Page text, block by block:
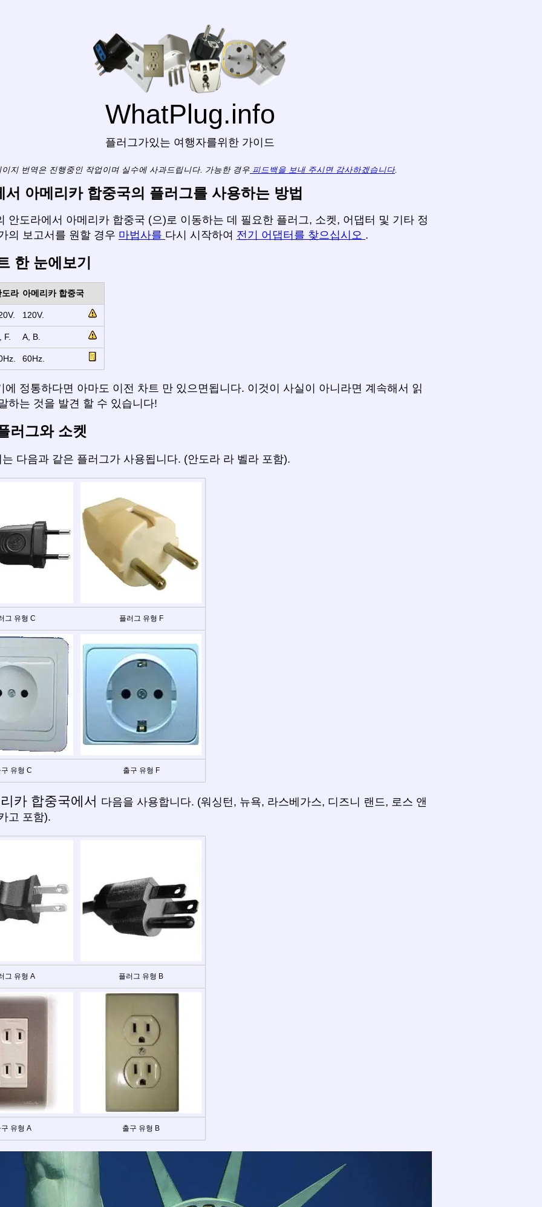
WhatPlug.info
플러그가있는 여행자를위한 가이드
이지 번역은 진행중인 작업이며 실수에 사과드립니다. 가능한 경우 피드백을 보내 주시면 감사하겠습니다.
서 아메리카 합중국의 플러그를 사용하는 방법
안도라에서 아메리카 합중국 (으)로 이동하는 데 필요한 플러그, 소켓, 어댑터 및 기타 정
의 보고서를 원할 경우 마법사를 다시 시작하여 전기 어댑터를 찾으십시오 .
한 눈에보기
도라 아메리카 합중국
120V.
F. A, B.
60Hz.
에 정통하다면 아마도 이전 차트 만 있으면됩니다. 이것이 사실이 아니라면 계속해서 읽
하는 것을 발견 할 수 있습니다!
러그와 소켓
는 다음과 같은 플러그가 사용됩니다. (안도라 라 벨라 포함).
그 유형 C 플러그 유형 F
유형 C 출구 유형 F
카 합중국에서 다음을 사용합니다. (워싱턴, 뉴욕, 라스베가스, 디즈니 랜드, 로스 앤
고 포함).
그 유형 A 플러그 유형 B
유형 A 출구 유형 B